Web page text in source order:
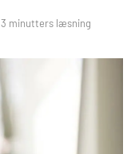
3 minutters læsning